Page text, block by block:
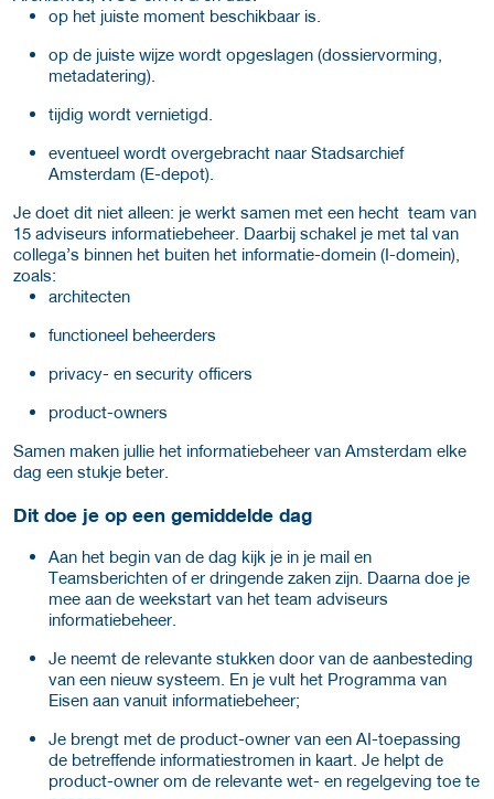
op het juiste moment beschikbaar is.
op de juiste wijze wordt opgeslagen (dossiervorming,
metadatering).
tijdig wordt vernietigd.
eventueel wordt overgebracht naar Stadsarchief
Amsterdam (E-depot).
Je doet dit niet alleen: je werkt samen met een hecht team van
15 adviseurs informatiebeheer. Daarbij schakel je met tal van
collega’s binnen het buiten het informatie-domein (I-domein),
zoals:
architecten
functioneel beheerders
privacy- en security officers
product-owners
Samen maken jullie het informatiebeheer van Amsterdam elke
dag een stukje beter.
Dit doe je op een gemiddelde dag
Aan het begin van de dag kijk je in je mail en
Teamsberichten of er dringende zaken zijn. Daarna doe je
mee aan de weekstart van het team adviseurs
informatiebeheer.
Je neemt de relevante stukken door van de aanbesteding
van een nieuw systeem. En je vult het Programma van
Eisen aan vanuit informatiebeheer;
Je brengt met de product-owner van een AI-toepassing
de betreffende informatiestromen in kaart. Je helpt de
product-owner om de relevante wet- en regelgeving toe te